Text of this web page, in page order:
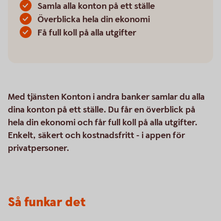
Samla alla konton på ett ställe
Överblicka hela din ekonomi
Få full koll på alla utgifter
Med tjänsten Konton i andra banker samlar du alla
dina konton på ett ställe. Du får en överblick på
hela din ekonomi och får full koll på alla utgifter.
Enkelt, säkert och kostnadsfritt - i appen för
privatpersoner.
Så funkar det